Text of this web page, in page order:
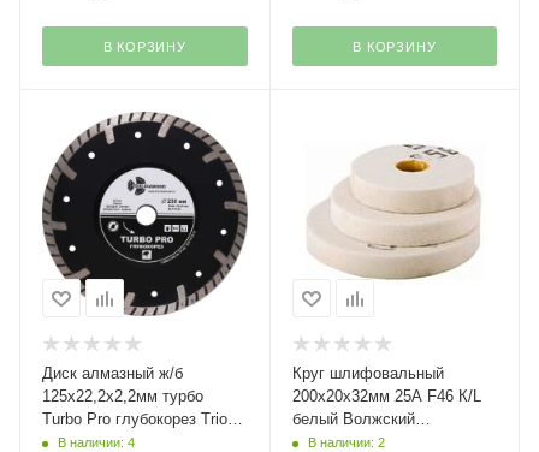
В КОРЗИНУ В КОРЗИНУ
Диск алмазный ж/б
125х22,2х2,2мм турбо
Turbo Pro глубокорез Trio-
Diamond
В наличии: 4
Круг шлифовальный
200х20х32мм 25A F46 К/L
белый Волжский
абразивный завод
В наличии: 2